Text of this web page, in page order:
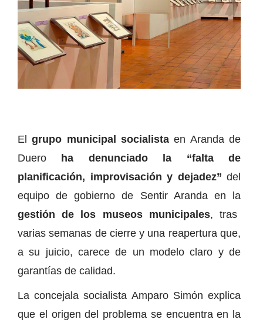
Elgrupo municipal socialistaen Aranda de
Duero ha denunciado la “falta de
planificación, improvisación y dejadez” del
equipo de gobierno de Sentir Aranda en la
gestión de los museos municipales, tras
varias semanas de cierre y una reapertura que,
a su juicio, carece de un modelo claro y de
garantías de calidad.
La concejala socialista Amparo Simón explica
que el origen del problema se encuentra en la